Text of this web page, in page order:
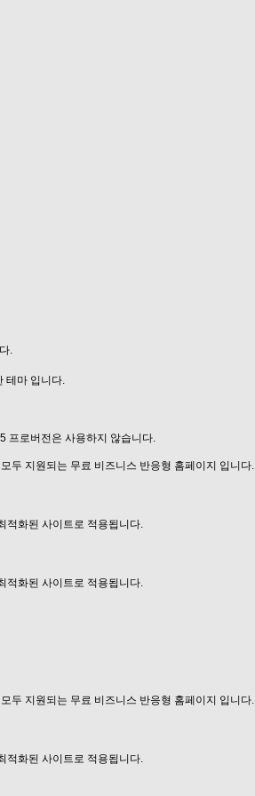
.
테마 입니다.
프로버전은 사용하지 않습니다.
두 지원되는 무료 비즈니스 반응형 홈페이지 입니다.
적화된 사이트로 적용됩니다.
적화된 사이트로 적용됩니다.
두 지원되는 무료 비즈니스 반응형 홈페이지 입니다.
적화된 사이트로 적용됩니다.